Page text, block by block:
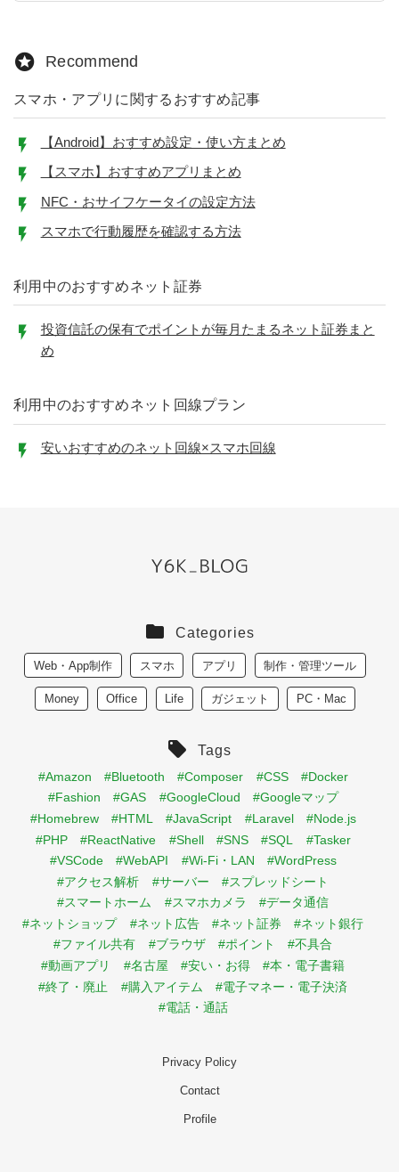
Recommend
スマホ・アプリに関するおすすめ記事
【Android】おすすめ設定・使い方まとめ
【スマホ】おすすめアプリまとめ
NFC・おサイフケータイの設定方法
スマホで行動履歴を確認する方法
利用中のおすすめネット証券
投資信託の保有でポイントが毎月たまるネット証券まと
め
利用中のおすすめネット回線プラン
安いおすすめのネット回線×スマホ回線
Categories
Web・App制作 スマホ アプリ 制作・管理ツール
Money Office Life ガジェット PC・Mac
Tags
#Amazon #Bluetooth #Composer #CSS
#Docker
#Fashion
#GAS #GoogleCloud
#Googleマップ
#Homebrew
#HTML #JavaScript #Laravel
#Node.js
#PHP
#ReactNative #Shell #SNS #SQL
#Tasker
#VSCode
#WebAPI #Wi-Fi・LAN
#WordPress
#アクセス解析
#サーバー
#スプレッドシート
#スマートホーム
#スマホカメラ
#データ通信
#ネットショップ
#ネット広告 #ネット証券
#ネット銀行
#ファイル共有
#ブラウザ #ポイント
#不具合
#動画アプリ
#名古屋 #安い・お得
#本・電子書籍
#終了・廃止
#購入アイテム
#電子マネー・電子決済
#電話・通話
Privacy Policy
Contact
Profile